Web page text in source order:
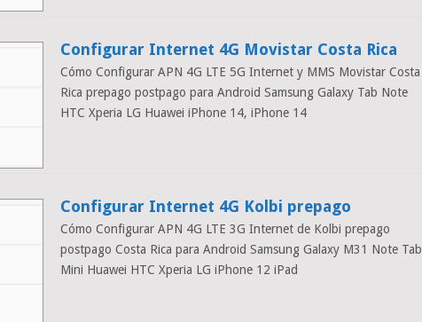
Configurar Internet 4G Movistar Costa Rica
Cómo Configurar APN 4G LTE 5G Internet y MMS Movistar Costa
Rica prepago postpago para Android Samsung Galaxy Tab Note
HTC Xperia LG Huawei iPhone 14, iPhone 14
Configurar Internet 4G Kolbi prepago
Cómo Configurar APN 4G LTE 3G Internet de Kolbi prepago
postpago Costa Rica para Android Samsung Galaxy M31 Note Tab
Mini Huawei HTC Xperia LG iPhone 12 iPad